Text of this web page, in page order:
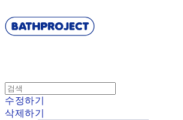
수정하기
삭제하기